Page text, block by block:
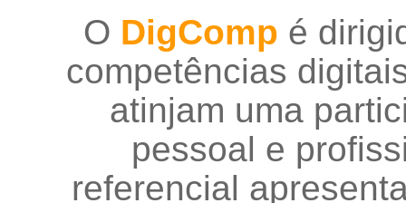
O DigComp é
competências
atinjam uma
pessoal e
referencial